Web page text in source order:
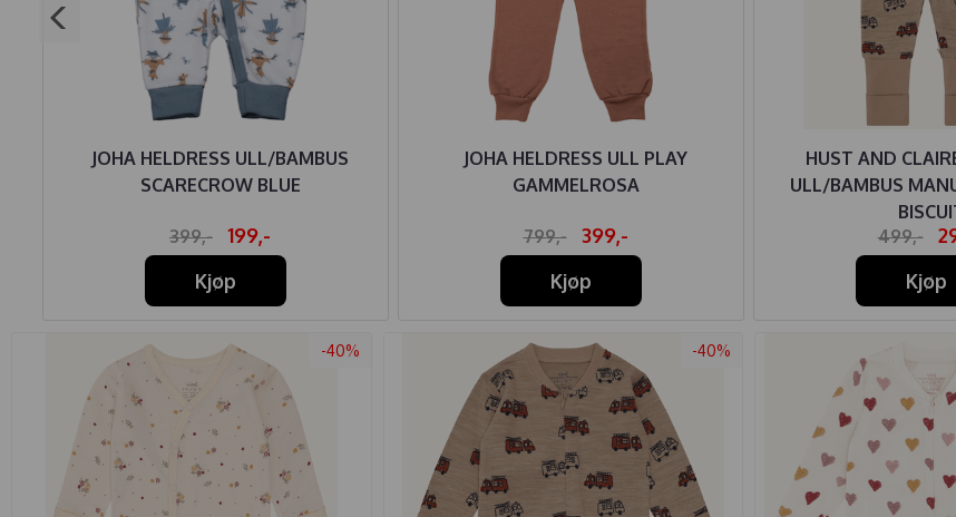
JOHA HELDRESS ULL/BAMBUS
SCARECROW BLUE
399,-
199,-
Kjøp
JOHA HELDRESS ULL PLAY
GAMMELROSA
799,-
399,-
Kjøp
HUST AND
ULL/BAMBUS
499,-
Kjøp
-40% -40%